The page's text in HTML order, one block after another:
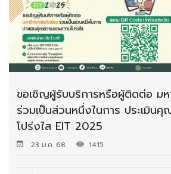
ขอเชิญผู้รับบริการหรือผู้ติดต่อ ม
ร่วมเป็นส่วนหนึ่งในการ ประเมินคุ
โปร่งใส EIT 2025
23 ม.ค. 68 1415